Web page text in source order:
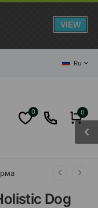
Ru
0 0
Dog
VIEW